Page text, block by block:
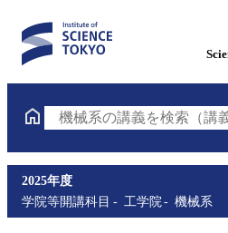
機械系の講義を検索（講
2025年度
学院等開講科目
工学院 機械系